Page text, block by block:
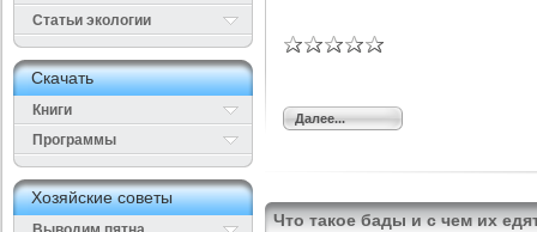
Статьи экологии
Cкачать
Книги
Программы
Хозяйские советы
Далее...
Что такое бады и с чем их